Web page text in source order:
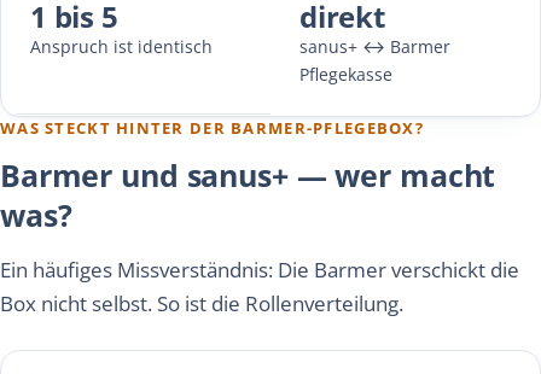
1 bis 5
Anspruch ist identisch
direkt
sanus+ ↔ Barmer
Pflegekasse
WAS STECKT HINTER DER BARMER-PFLEGEBOX?
Barmer und sanus+ — wer macht
was?
Ein häufiges Missverständnis: Die Barmer verschickt die
Box nicht selbst. So ist die Rollenverteilung.